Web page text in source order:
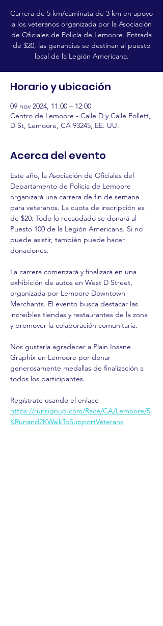
Carrera de 5 km/caminata de 3 km en apoyo
a los veteranos organizada por la Asociación
de Oficiales de Policía de Lemoore. Entrada
de $20, las ganancias se destinan al puesto
local de la Legión Americana.
Horario y ubicación
09 nov 2024, 11:00 – 12:00
Centro de Lemoore - Calle D y Calle Follett,
D St, Lemoore, CA 93245, EE. UU.
Acerca del evento
Este año, la Asociación de Oficiales del
Departamento de Policía de Lemoore
organizará una carrera de fin de semana
para veteranos. La cuota de inscripción es
de $20. Todo lo recaudado se donará al
Puesto 100 de la Legión Americana. Si no
puede asistir, también puede hacer
donaciones.
La carrera comenzará y finalizará en una
exhibición de autos en West D Street,
organizada por Lemoore Downtown
Merchants. El evento busca destacar las
increíbles tiendas y restaurantes de la zona
y promover la colaboración comunitaria.
Nos gustaría agradecer a Plain Insane
Graphix en Lemoore por donar
generosamente medallas de finalización a
todos los participantes.
Regístrate usando el enlace
https://runsignup.com/Race/CA/Lemoore/5
KRunand2KWalkToSupportVeterans